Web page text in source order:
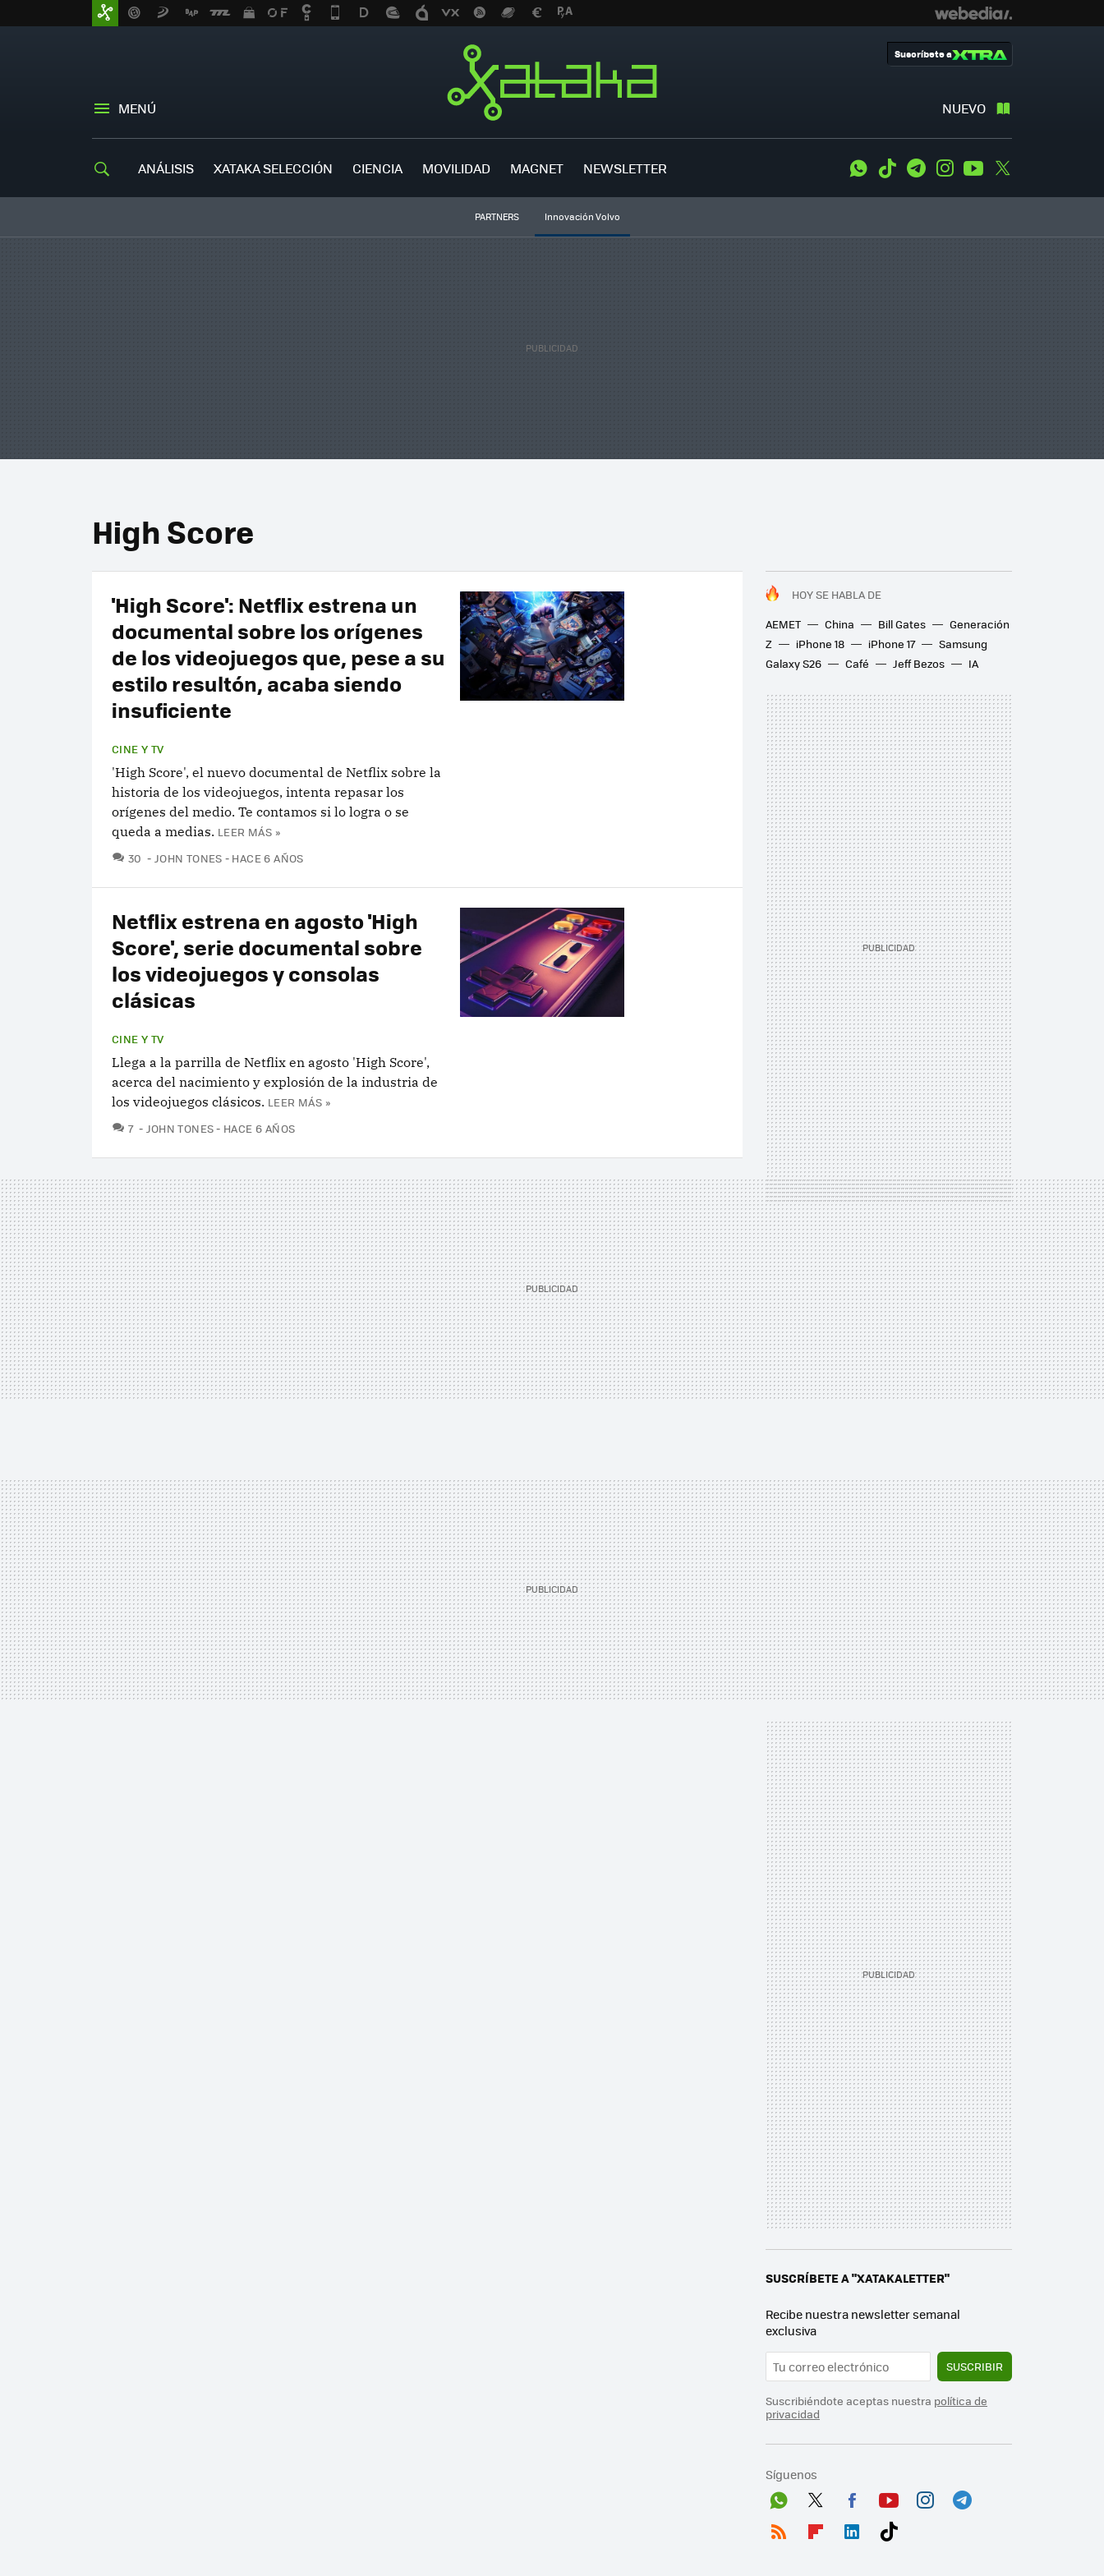
MENÚ NUEVO
Suscríbete a
ANÁLISIS XATAKA SELECCIÓN CIENCIA MOVILIDAD MAGNET NEWSLETTER WhatsApp
Tiktok TelegramInstagramYoutube
PARTNERS Innovación Volvo
High Score
HOY SE HABLA DE
AEMET
China Bill Gates
Generación
Z
iPhone 18 iPhone 17
Samsung
Galaxy S26
Café Jeff Bezos IA
'High Score': Netflix estrena un
documental sobre los orígenes
de los videojuegos que, pese a su
estilo resultón, acaba siendo
insuficiente
CINE Y TV
'High Score', el nuevo documental de Netflix sobre la
historia de los videojuegos, intenta repasar los
orígenes del medio. Te contamos si lo logra o se
queda a medias. LEER MÁS »
30 COMENTARIOS
JOHN TONES HACE 6 AÑOS
Netflix estrena en agosto 'High
Score', serie documental sobre
los videojuegos y consolas
clásicas
CINE Y TV
Llega a la parrilla de Netflix en agosto 'High Score',
acerca del nacimiento y explosión de la industria de
los videojuegos clásicos. LEER MÁS »
7 COMENTARIOS
JOHN TONES HACE 6 AÑOS
SUSCRÍBETE A "XATAKALETTER"
Recibe nuestra newsletter semanal
exclusiva
SUSCRIBIR
Suscribiéndote aceptas nuestra política de
privacidad
Síguenos
Wh
Twit
Fac
You